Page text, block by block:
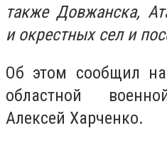
также Довжанска,
и окрестных сел и
Об этом сообщил
областной
Алексей Харченко.